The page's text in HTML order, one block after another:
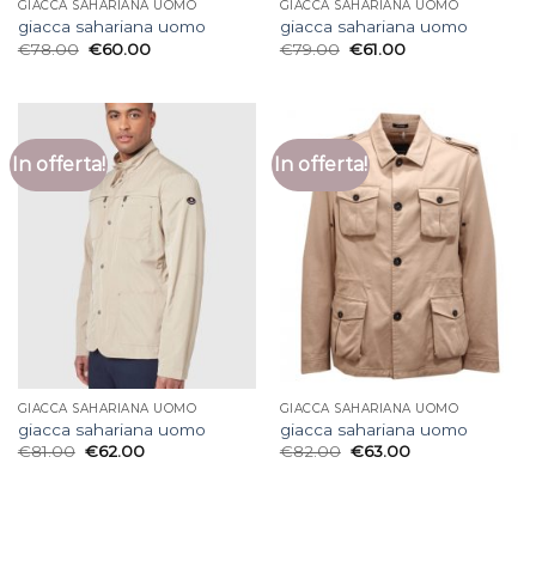
GIACCA SAHARIANA UOMO
giacca sahariana uomo
€78.00 €60.00
GIACCA SAHARIANA UOMO
giacca sahariana uomo
€79.00 €61.00
In offerta!
GIACCA SAHARIANA UOMO
giacca sahariana uomo
€81.00 €62.00
In offerta!
GIACCA SAHARIANA UOMO
giacca sahariana uomo
€82.00 €63.00